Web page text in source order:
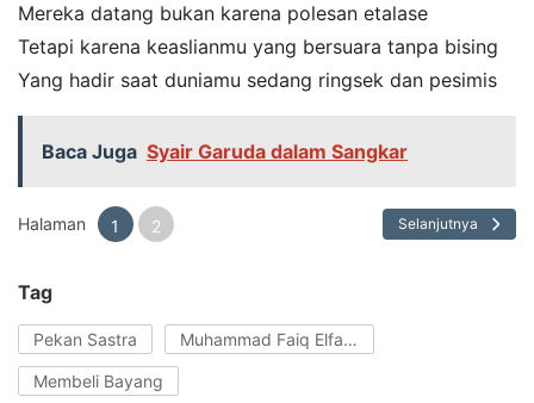
Mereka datang bukan karena polesan etalase
Tetapi karena keaslianmu yang bersuara tanpa bising
Yang hadir saat duniamu sedang ringsek dan pesimis
Baca Juga Syair Garuda dalam Sangkar
Halaman 1 2 Selanjutnya
Tag
Pekan Sastra Muhammad Faiq Elfaruq
Membeli Bayang